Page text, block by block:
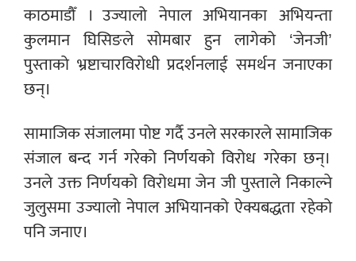
काठमाडौँ । उज्यालो नेपाल अभियानका अभियन्ता
कुलमान घिसिङले सोमबार हुन लागेको ‘जेनजी’
पुस्ताको भ्रष्टाचारविरोधी प्रदर्शनलाई समर्थन जनाएका
छन्।
सामाजिक संजालमा पोष्ट गर्दै उनले सरकारले सामाजिक
संजाल बन्द गर्न गरेको निर्णयको विरोध गरेका छन्।
उनले उक्त निर्णयको विरोधमा जेन जी पुस्ताले निकाल्ने
जुलुसमा उज्यालो नेपाल अभियानको ऐक्यबद्धता रहेको
पनि जनाए।